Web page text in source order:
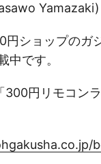
Yamazaki)
円ショップのガ
中です。
300円リモコン